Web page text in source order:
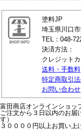
塗料JP
埼玉県川口
TEL：048-
決済方法：
クレジット
送料・手数料
特定商取引
お問い合わせ
富田商店オンラインショッ
ご注文から３日以内のお届
す）
３００００円以上お買い上